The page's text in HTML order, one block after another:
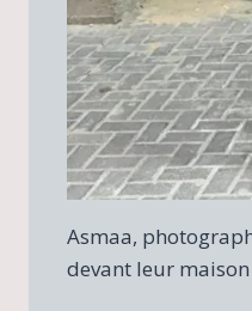
Asmaa,
devant leur maison